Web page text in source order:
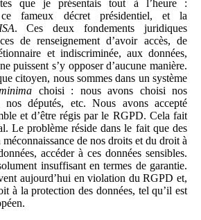
que je présentais tout à l’heure :
fameux décret présidentiel, et la
. Ces deux fondements juridiques
de renseignement d’avoir accès, de
et indiscriminée, aux données,
puissent s’y opposer d’aucune manière.
citoyen, nous sommes dans un système
choisi : nous avons choisi nos
nos députés, etc. Nous avons accepté
et d’être régis par le RGPD. Cela fait
Le problème réside dans le fait que des
de nos droits et du droit à
accéder à ces données sensibles.
insuffisant en termes de garantie.
aujourd’hui en violation du RGPD et,
à la protection des données, tel qu’il est